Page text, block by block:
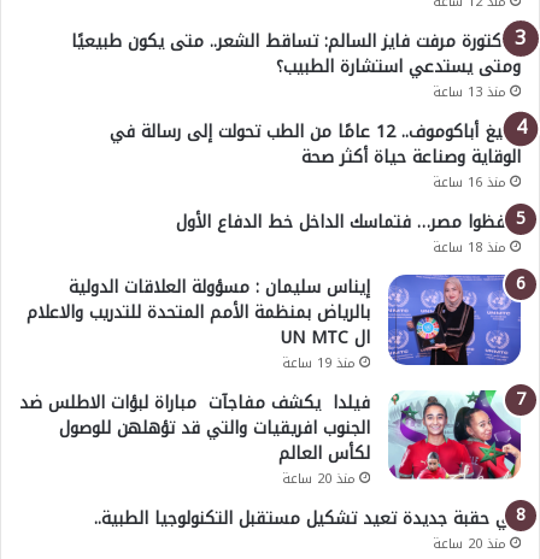
الدكتورة مرفت فايز السالم: تساقط الشعر.. متى يكون طبيعيًا
ومتى يستدعي استشارة الطبيب؟
منذ 13 ساعة
أوليغ أباكوموف.. 12 عامًا من الطب تحولت إلى رسالة في
الوقاية وصناعة حياة أكثر صحة
منذ 16 ساعة
احفظوا مصر… فتماسك الداخل خط الدفاع الأول
منذ 18 ساعة
إيناس سليمان : مسؤولة العلاقات الدولية
بالرياض بمنظمة الأمم المتحدة للتدريب والاعلام
ال UN MTC
منذ 19 ساعة
فيلدا يكشف مفاجآت مباراة لبؤات الاطلس ضد
الجنوب افريقيات والتي قد تؤهلهن للوصول
لكأس العالم
منذ 20 ساعة
في حقبة جديدة تعيد تشكيل مستقبل التكنولوجيا الطبية..
منذ 20 ساعة